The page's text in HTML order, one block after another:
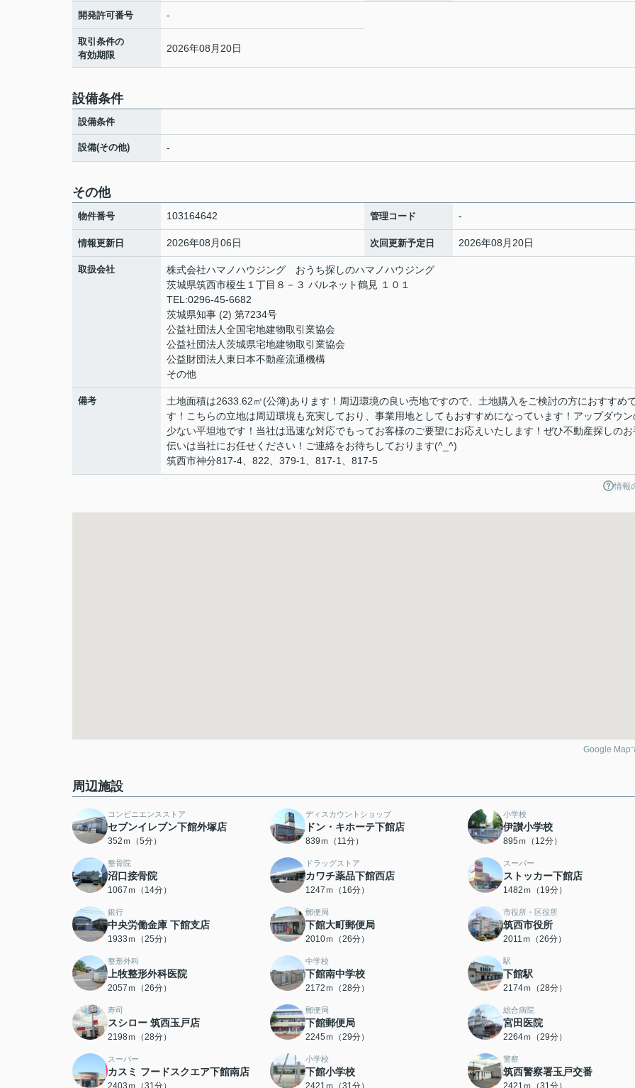
開発許可番号 -
取引条件の
有効期限
2026年08月20日
設備条件
設備条件
設備(その他) -
その他
物件番号 103164642 管理コード -
情報更新日 2026年08月06日 次回更新予定日 2026年08月20日
取扱会社
株式会社ハマノハウジング おうち探しのハマノハウジング
茨城県筑西市榎生１丁目８－３ パルネット鶴見 １０１
TEL:0296-45-6682
茨城県知事 (2) 第7234号
公益社団法人全国宅地建物取引業協会
公益社団法人茨城県宅地建物取引業協会
公益財団法人東日本不動産流通機構
その他
備考
土地面積は2633.62㎡(公簿)あります！周辺環境の良い売地ですので、土地購入をご検討の方におすすめ
す！こちらの立地は周辺環境も充実しており、事業用地としてもおすすめになっています！アップダウン
少ない平坦地です！当社は迅速な対応でもってお客様のご要望にお応えいたします！ぜひ不動産探しのお
伝いは当社にお任せください！ご連絡をお待ちしております(^_^)
筑西市神分817-4、822、379-1、817-1、817-5
情報
Google Map
周辺施設
コンビニエンスストア
セブンイレブン下館外塚店
352ｍ（5分）
ディスカウントショップ
ドン・キホーテ下館店
839ｍ（11分）
小学校
伊讃小学校
895ｍ（12分）
整骨院
沼口接骨院
1067ｍ（14分）
ドラッグストア
カワチ薬品下館西店
1247ｍ（16分）
スーパー
ストッカー下館店
1482ｍ（19分）
銀行
中央労働金庫 下館支店
1933ｍ（25分）
郵便局
下館大町郵便局
2010ｍ（26分）
市役所・区役所
筑西市役所
2011ｍ（26分）
整形外科
上牧整形外科医院
2057ｍ（26分）
中学校
下館南中学校
2172ｍ（28分）
駅
下館駅
2174ｍ（28分）
寿司
スシロー 筑西玉戸店
2198ｍ（28分）
郵便局
下館郵便局
2245ｍ（29分）
総合病院
宮田医院
2264ｍ（29分）
スーパー
カスミ フードスクエア下館南店
2403ｍ（31分）
小学校
下館小学校
2421ｍ（31分）
警察
筑西警察署玉戸交番
2421ｍ（31分）